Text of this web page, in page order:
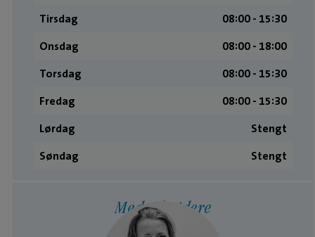
Tirsdag
08:00 ­- 15:30
Onsdag
08:00 ­- 18:00
Torsdag
08:00 ­- 15:30
Fredag
08:00 ­- 15:30
Lørdag
Stengt
Søndag
Stengt
Medarbeidere